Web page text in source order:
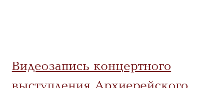
Видеозапись концертного